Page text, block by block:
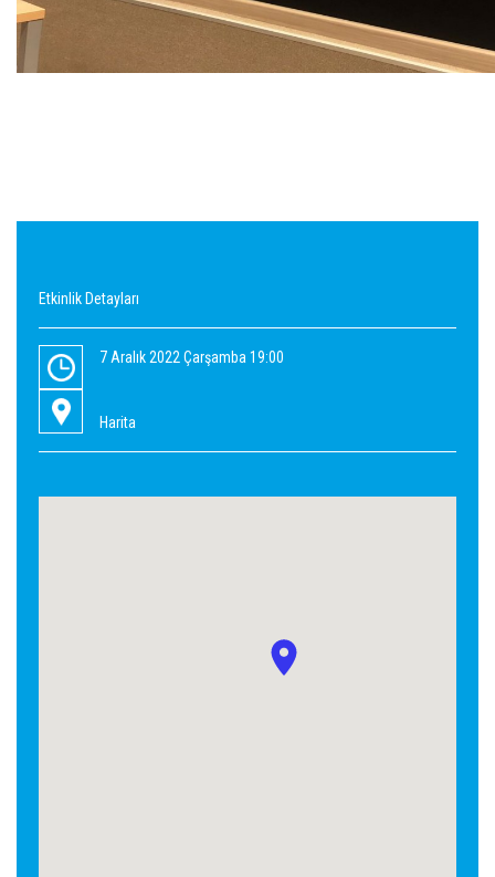
Etkinlik Detayları
7 Aralık 2022 Çarşamba 19:00
Harita